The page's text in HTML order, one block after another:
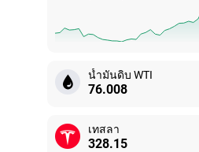
น้ำมันดิบ WTI
76.008
เทสลา
328.15